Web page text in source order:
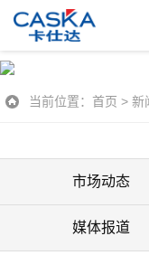
当前位置： 首页 > 新
市场动态
媒体报道